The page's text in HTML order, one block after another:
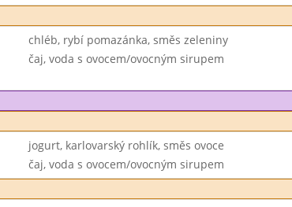
chléb, rybí pomazánka, směs zeleniny
čaj, voda s ovocem/ovocným sirupem
jogurt, karlovarský rohlík, směs ovoce
čaj, voda s ovocem/ovocným sirupem